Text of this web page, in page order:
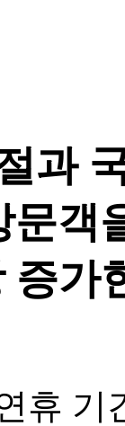
과
문객
증가
휴 기